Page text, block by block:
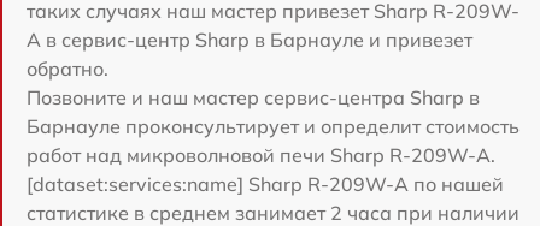
таких случаях наш мастер привезет Sharp R-209W-
A в сервис-центр Sharp в Барнауле и привезет
обратно.
Позвоните и наш мастер сервис-центра Sharp в
Барнауле проконсультирует и определит стоимость
работ над микроволновой печи Sharp R-209W-A.
[dataset:services:name] Sharp R-209W-A по нашей
статистике в среднем занимает 2 часа при наличии